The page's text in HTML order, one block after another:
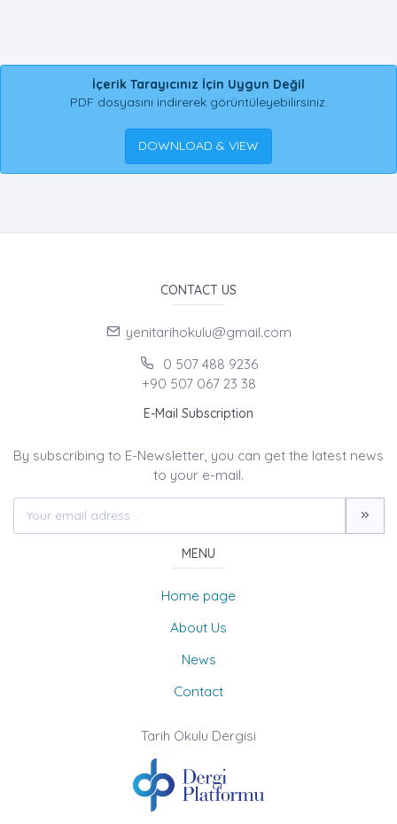
İçerik Tarayıcınız İçin Uygun Değil
PDF dosyasını indirerek görüntüleyebilirsiniz.
DOWNLOAD & VIEW
CONTACT US
yenitarihokulu@gmail.com
0 507 488 9236
+90 507 067 23 38
E-Mail Subscription
By subscribing to E-Newsletter, you can get the latest news
to your e-mail.
MENU
Home page
About Us
News
Contact
Tarih Okulu Dergisi